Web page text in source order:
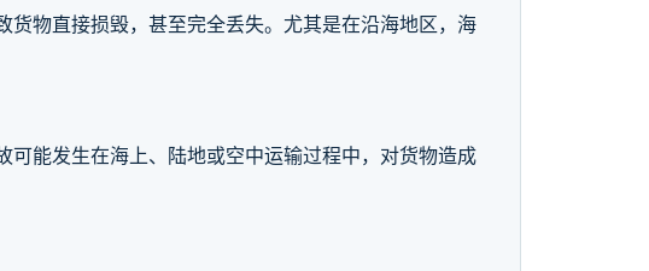
物直接损毁，甚至完全丢失。尤其是在沿海地区，海
能发生在海上、陆地或空中运输过程中，对货物造成